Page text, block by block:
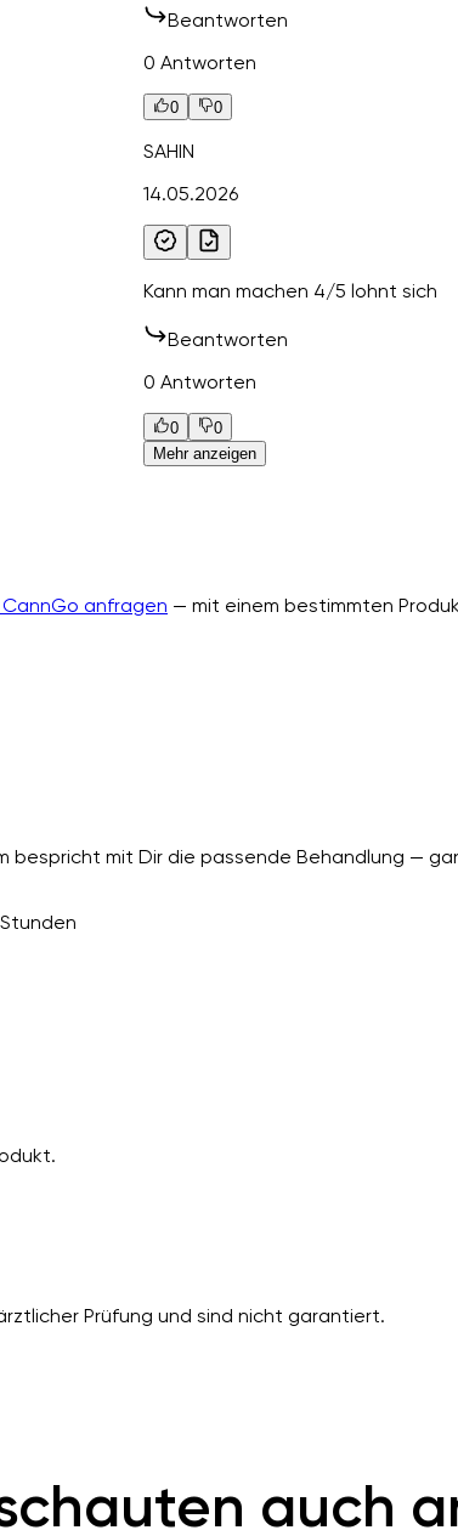
Beantworten
0 Antworten
0 0
SAHIN
14.05.2026
Kann man machen 4/5 lohnt sich
Beantworten
0 Antworten
0
0
Mehr anzeigen
anfragen — mit einem bestimmten
bespricht mit Dir die passende Behandlung —
Prüfung und sind nicht garantiert.
auch